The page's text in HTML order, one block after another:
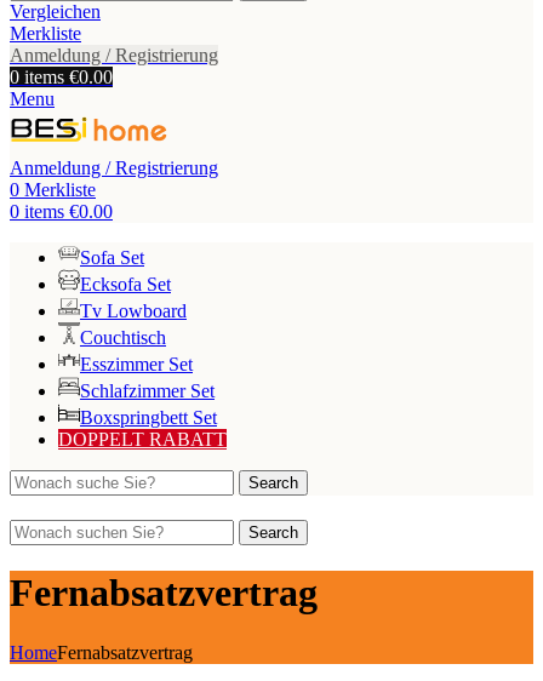
Vergleichen
Merkliste
Anmeldung / Registrierung
0 items €0.00
Menu
Anmeldung / Registrierung
0 Merkliste
0 items €0.00
Sofa Set
Ecksofa Set
Tv Lowboard
Couchtisch
Esszimmer Set
Schlafzimmer Set
Boxspringbett Set
DOPPELT RABATT
Search
Search
Fernabsatzvertrag
HomeFernabsatzvertrag